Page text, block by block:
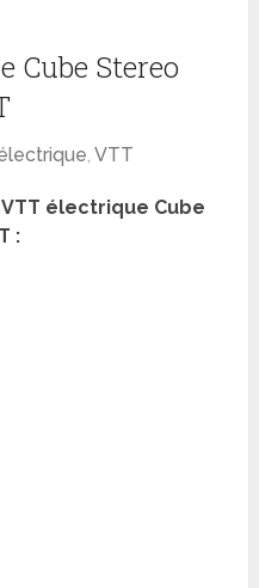
Cube Stereo
,VTT
électrique Cube
: